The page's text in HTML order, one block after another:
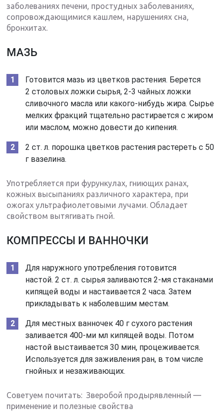
заболеваниях печени, простудных заболеваниях,
сопровождающимися кашлем, нарушениях сна,
бронхитах.
МАЗЬ
Готовится мазь из цветков растения. Берется
2 столовых ложки сырья, 2-3 чайных ложки
сливочного масла или какого-нибудь жира. Сырье
мелких фракций тщательно растирается с жиром
или маслом, можно довести до кипения.
2 ст. л. порошка цветков растения растереть с 50
г вазелина.
Употребляется при фурункулах, гниющих ранах,
кожных высыпаниях различного характера, при
ожогах ультрафиолетовыми лучами. Обладает
свойством вытягивать гной.
КОМПРЕССЫ И ВАННОЧКИ
Для наружного употребления готовится
настой. 2 ст. л. сырья заливаются 2-мя стаканами
кипящей воды и настаивается 2 часа. Затем
прикладывать к наболевшим местам.
Для местных ванночек 40 г сухого растения
заливается 400-ми мл кипящей воды. Потом
настой выстаивается 30 мин, процеживается.
Используется для заживления ран, в том числе
гнойных и незаживающих.
Советуем почитать: Зверобой продырявленный —
применение и полезные свойства